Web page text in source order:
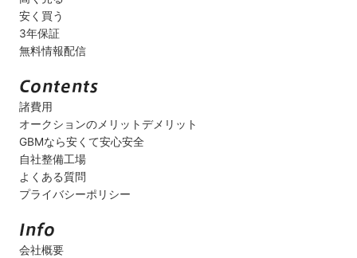
安く買う
3年保証
無料情報配信
諸費用
オークションのメリットデメリット
GBMなら安くて安心安全
自社整備工場
よくある質問
プライバシーポリシー
会社概要